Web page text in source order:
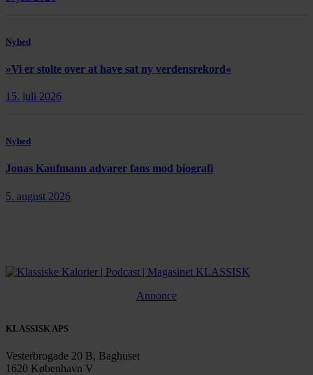
Nyhed
»Vi er stolte over at have sat ny verdensrekord«
15. juli 2026
Nyhed
Jonas Kaufmann advarer fans mod biografi
5. august 2026
Annonce
KLASSISK APS
Vesterbrogade 20 B, Baghuset
1620 København V